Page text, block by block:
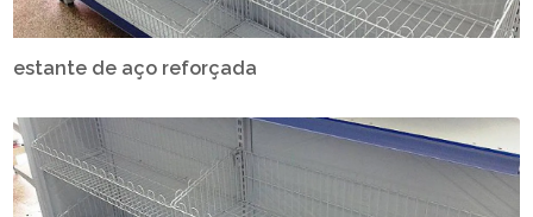
estante de aço reforçada